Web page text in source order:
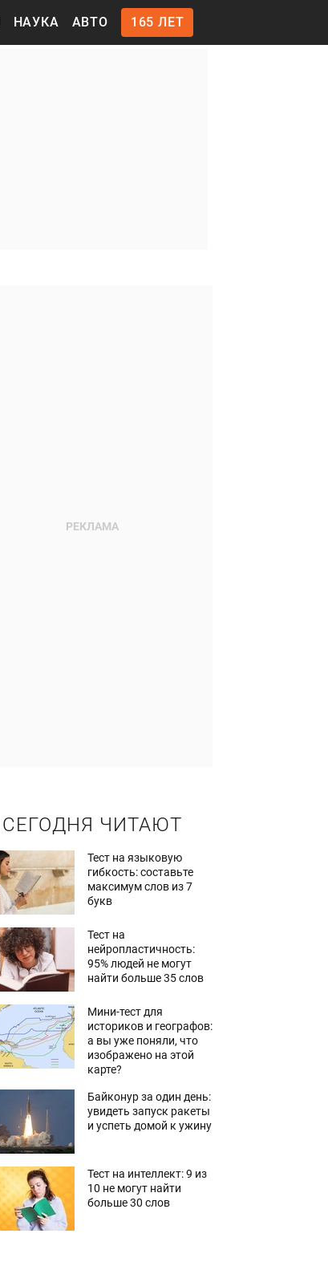
НАУКА АВТО 165 ЛЕТ
СЕГОДНЯ ЧИТАЮТ
Тест на языковую
гибкость: составьте
максимум слов из 7
букв
Тест на
нейропластичность:
95% людей не могут
найти больше 35 слов
Мини-тест для
историков и географов:
а вы уже поняли, что
изображено на этой
карте?
Байконур за один день:
увидеть запуск ракеты
и успеть домой к ужину
Тест на интеллект: 9 из
10 не могут найти
больше 30 слов